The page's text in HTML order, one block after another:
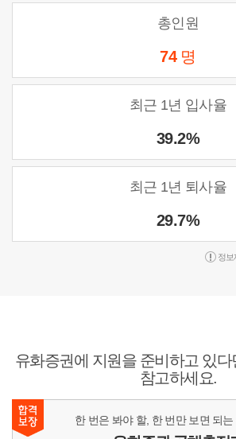
총인원
74 명
최근 1년 입사율
39.2%
최근 1년 퇴사율
29.7%
정보
유화증권에 지원을 준비하고 있다
참고하세요.
한 번은 봐야 할, 한 번만 보면 되